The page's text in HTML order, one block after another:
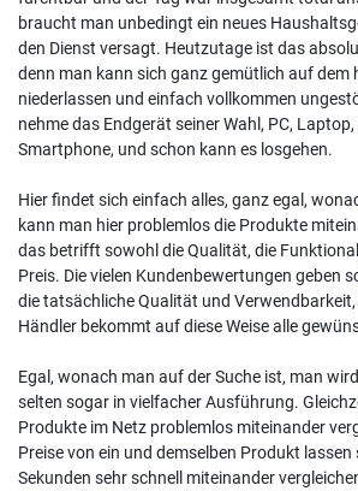
braucht man unbedingt ein neues
den Dienst versagt. Heutzutage ist das
denn man kann sich ganz gemütlich auf dem
niederlassen und einfach vollkommen
nehme das Endgerät seiner Wahl, PC,
Smartphone, und schon kann es losgehen.
Hier findet sich einfach alles, ganz egal,
kann man hier problemlos die Produkte
das betrifft sowohl die Qualität, die
Preis. Die vielen Kundenbewertungen geben
die tatsächliche Qualität und
Händler bekommt auf diese Weise alle
Egal, wonach man auf der Suche ist, man
selten sogar in vielfacher Ausführung.
Produkte im Netz problemlos miteinander
Preise von ein und demselben Produkt lassen
Sekunden sehr schnell miteinander